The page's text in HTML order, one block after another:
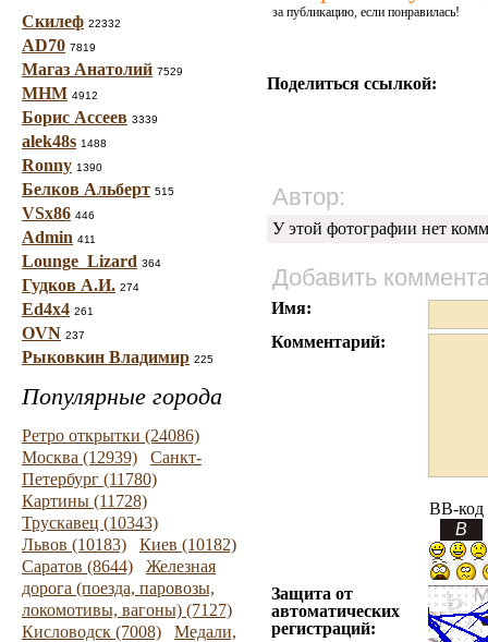
Скилеф 22332
AD70 7819
Магаз Анатолий 7529
МНМ 4912
Борис Ассеев 3339
alek48s 1488
Ronny 1390
Белков Альберт 515
VSx86 446
Admin 411
Lounge_Lizard 364
Гудков А.И. 274
Ed4x4 261
OVN 237
Рыковкин Владимир 225
Популярные города
Ретро открытки (24086)
Москва (12939)
Санкт-
Петербург (11780)
Картины (11728)
Трускавец (10343)
Львов (10183)
Киев (10182)
Саратов (8644)
Железная
дорога (поезда, паровозы,
локомотивы, вагоны) (7127)
Кисловодск (7008)
Медали,
за публикацию, если понравилась!
Поделиться ссылкой:
Автор:
У этой фотографии нет
Добавить
Имя:
Комментарий:
BB-код
Защита от
автоматических
регистраций: